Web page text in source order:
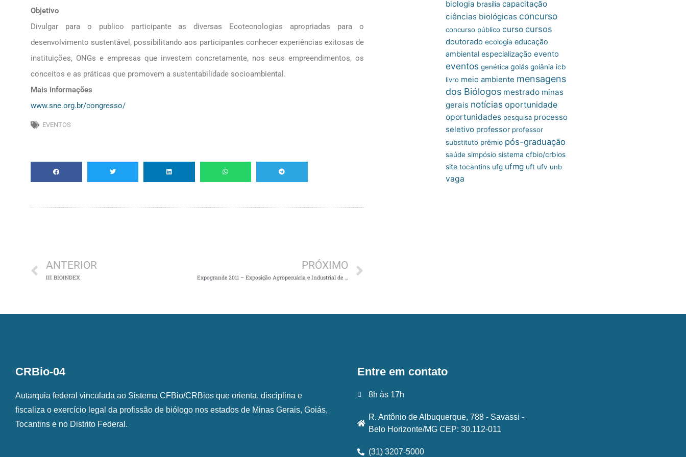
Objetivo
Divulgar para o publico participante as diversas Ecotecnologias apropriadas para o
desenvolvimento sustentável, possibilitando aos participantes conhecer experiências exitosas de
instituições, ONGs e empresas que investem concretamente, nos seus empreendimentos, os
conceitos e as práticas que promovem a sustentabilidade socioambiental.
Mais informações
www.sne.org.br/congresso/
EVENTOS
ANTERIOR
III BIOINDEX
PRÓXIMO
Expogrande 2011 – Exposição Agropecuária e Industrial de Campo Grande
biologia brasília capacitação
ciências biológicas concurso
concurso público curso cursos
doutorado ecologia educação
ambiental especialização evento
eventos genética goiás goiânia icb
livro meio ambiente mensagens
dos Biólogos mestrado minas
gerais notícias oportunidade
oportunidades pesquisa processo
seletivo professor professor
substituto prêmio pós-graduação
saúde simpósio sistema cfbio/crbios
site tocantins ufg ufmg uft ufv unb
vaga
CRBio-04
Autarquia federal vinculada ao Sistema CFBio/CRBios que orienta, disciplina e
fiscaliza o exercício legal da profissão de biólogo nos estados de Minas Gerais, Goiás,
Tocantins e no Distrito Federal.
Entre em contato
8h às 17h
R. Antônio de Albuquerque, 788 - Savassi -
Belo Horizonte/MG CEP: 30.112-011
(31) 3207-5000